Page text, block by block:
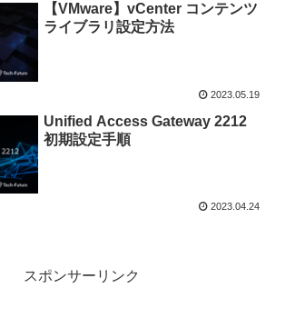
【VMware】vCenter コンテンツ
ライブラリ設定方法
2023.05.19
Unified Access Gateway 2212
初期設定手順
2023.04.24
スポンサーリンク